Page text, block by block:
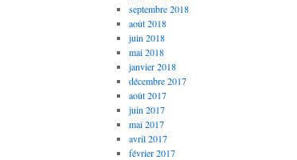
septembre 2018
août 2018
juin 2018
mai 2018
janvier 2018
décembre 2017
août 2017
juin 2017
mai 2017
avril 2017
février 2017